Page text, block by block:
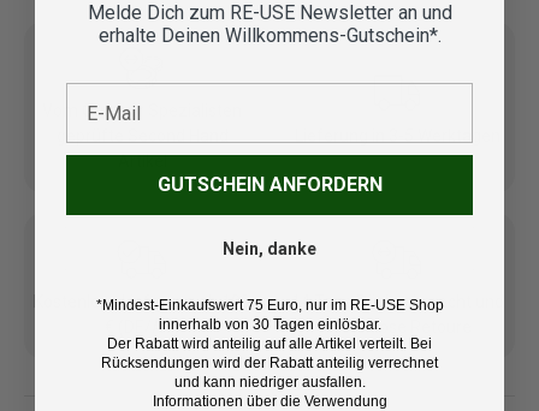
Vom Outdoor Spezialisten
Artikel
Kostenlose Lieferung ab 100
€ (DE/AT)
14 Tage Rückgaberecht und
kostenlose Retoure
Melde Dich zum RE-USE Newsletter an und
erhalte Deinen Willkommens-Gutschein*.
GUTSCHEIN ANFORDERN
Nein, danke
*Mindest-Einkaufswert 75 Euro, nur im RE-USE Shop
innerhalb von 30 Tagen einlösbar.
Der Rabatt wird anteilig auf alle Artikel verteilt. Bei
Rücksendungen wird der Rabatt anteilig verrechnet
und kann niedriger ausfallen.
Informationen über die Verwendung